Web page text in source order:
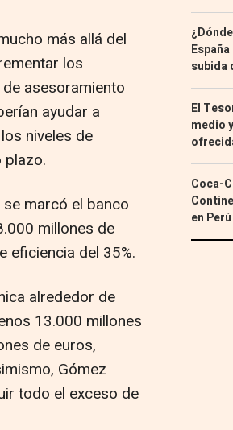
más allá del
los
asesoramiento
ayudar a
niveles de
marcó el banco
millones de
eficiencia del 35%.
alrededor de
13.000 millones
de euros,
Gómez
todo el exceso de
subida
El
medio
Coca-
en